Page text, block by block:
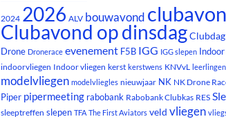
2024 2026 ALV bouwavond
Clubavond op dinsdagClubdag
Drone Dronerace evenement F5B IGG IGG slepen Indoor
indoorvliegen Indoor vliegen kerst kerstwens KNVvL leerlingen
modelvliegen modelvliegles nieuwjaar NK NK Drone
Piper pipermeeting rabobank Rabobank Clubkas RES
sleeptreffen slepen TFA The First Aviators veld vliegen